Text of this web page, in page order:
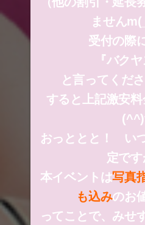
ません
受付の際
『バクヤ
と言ってくだ
すると上記激安
おっととと！ い
定です
本イベントは写真
も込みのお
ってことで、みせ